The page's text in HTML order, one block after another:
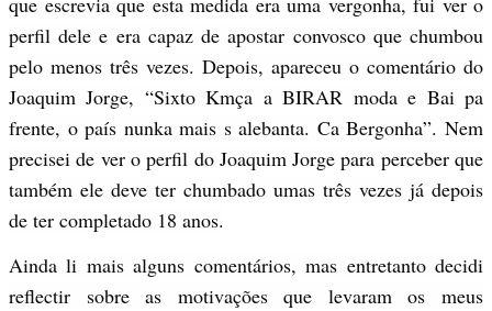
perfil dele e era capaz de apostar convosco que chumbou
pelo menos três vezes. Depois, apareceu o comentário do
Joaquim Jorge, “Sixto Kmça a BIRAR moda e Bai pa
frente, o país nunka mais s alebanta. Ca Bergonha”. Nem
precisei de ver o perfil do Joaquim Jorge para perceber que
também ele deve ter chumbado umas três vezes já depois
de ter completado 18 anos.
Ainda li mais alguns comentários, mas entretanto decidi
reflectir sobre as motivações que levaram os meus